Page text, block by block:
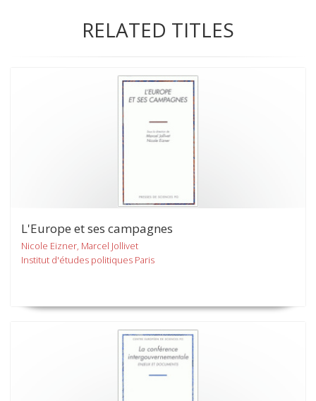
RELATED TITLES
L'Europe et ses campagnes
Nicole Eizner, Marcel Jollivet
Institut d'études politiques Paris